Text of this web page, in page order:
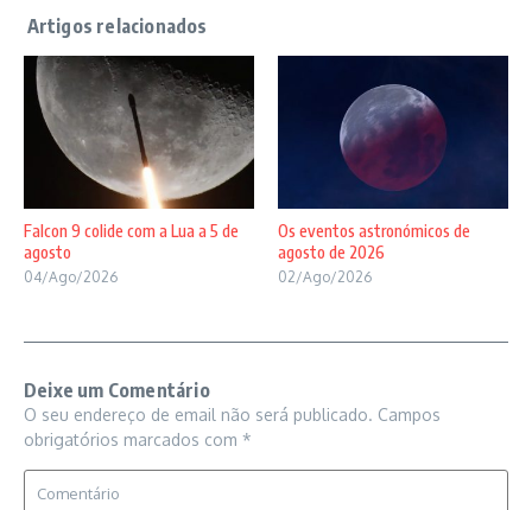
Falcon 9 colide com a Lua a 5 de
agosto
04/Ago/2026
Os eventos astronómicos de
agosto de 2026
02/Ago/2026
Deixe um Comentário
O seu endereço de email não será publicado. Campos
obrigatórios marcados com *